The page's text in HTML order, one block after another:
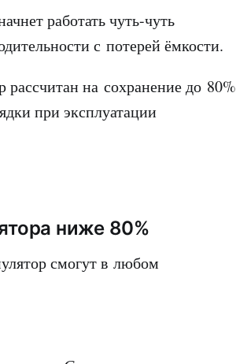
работать чуть-чуть
с потерей ёмкости.
рассчитан на сохранение до 80%
при эксплуатации
ниже 80%
смогут в любом